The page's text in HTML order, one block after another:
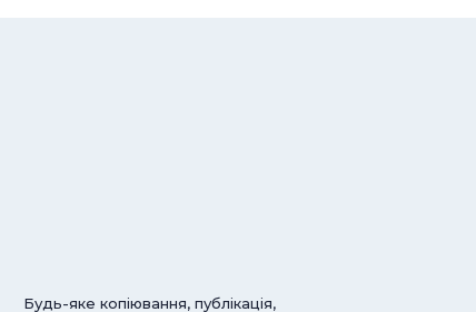
Будь-яке копіювання, публікація,